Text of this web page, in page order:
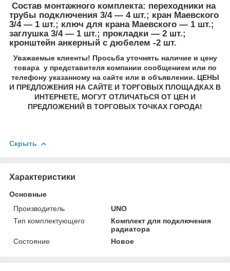
Состав монтажного комплекта: переходники на
трубы подключения 3/4 — 4 шт.; кран Маевского
3/4 — 1 шт.; ключ для крана Маевского — 1 шт.;
заглушка 3/4 — 1 шт.; прокладки — 2 шт.;
кронштейн анкерный с дюбелем -2 шт.
Уважаемые клиенты! Просьба уточнять наличие и цену
товара у представителя компании сообщением или по
телефону указанному на сайте или в объявлении. ЦЕНЫ
И ПРЕДЛОЖЕНИЯ НА САЙТЕ И ТОРГОВЫХ ПЛОЩАДКАХ В
ИНТЕРНЕТЕ, МОГУТ ОТЛИЧАТЬСЯ ОТ ЦЕН И
ПРЕДЛОЖЕНИЙ В ТОРГОВЫХ ТОЧКАХ ГОРОДА!
Скрыть
Характеристики
Основные
Производитель
UNO
Тип комплектующего
Комплект для подключения
радиатора
Состояние
Новое